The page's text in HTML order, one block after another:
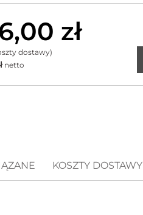
zł
dostawy)
netto
KOSZTY DOSTAWY